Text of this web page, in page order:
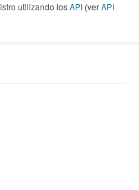
utilizando losAPI (verAPI